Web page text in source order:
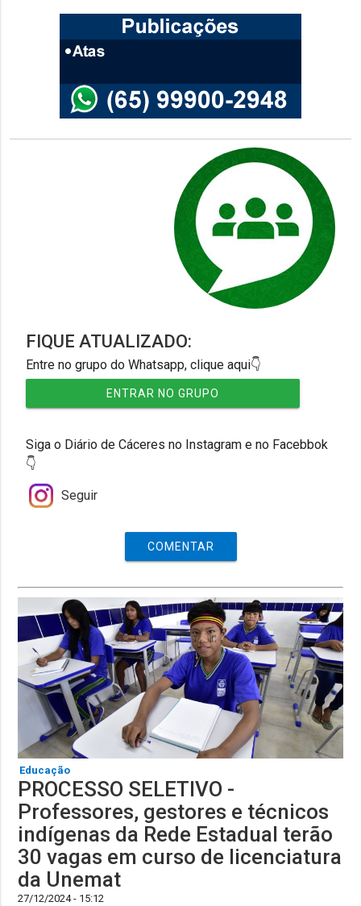
FIQUE ATUALIZADO:
Entre no grupo do Whatsapp, clique aqui👇
ENTRAR NO GRUPO
Siga o Diário de Cáceres no Instagram e no Facebbok
👇
Seguir
COMENTAR
Educação
PROCESSO SELETIVO -
Professores, gestores e técnicos
indígenas da Rede Estadual terão
30 vagas em curso de licenciatura
da Unemat
27/12/2024 - 15:12